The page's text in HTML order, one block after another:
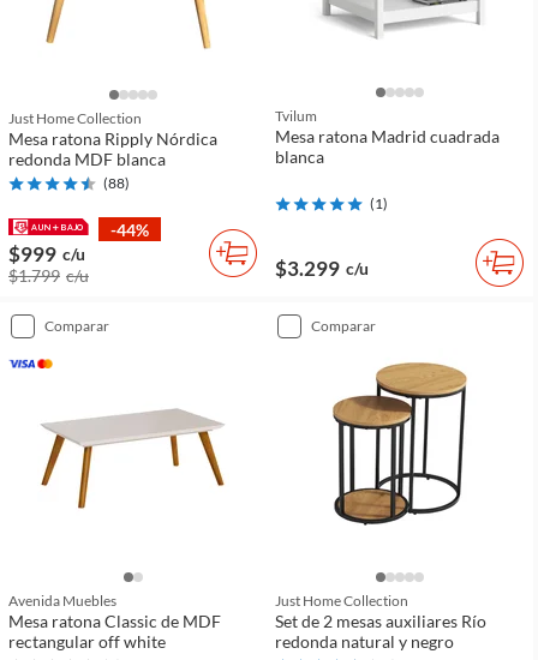
Just Home Collection
Mesa ratona Ripply Nórdica
redonda MDF blanca
(88)
-44%
$999 c/u
$1.799 c/u
Tvilum
Mesa ratona Madrid cuadrada
blanca
(1)
$3.299 c/u
comparar
Avenida Muebles
Mesa ratona Classic de MDF
rectangular off white
comparar
Just Home Collection
Set de 2 mesas auxiliares Río
redonda natural y negro